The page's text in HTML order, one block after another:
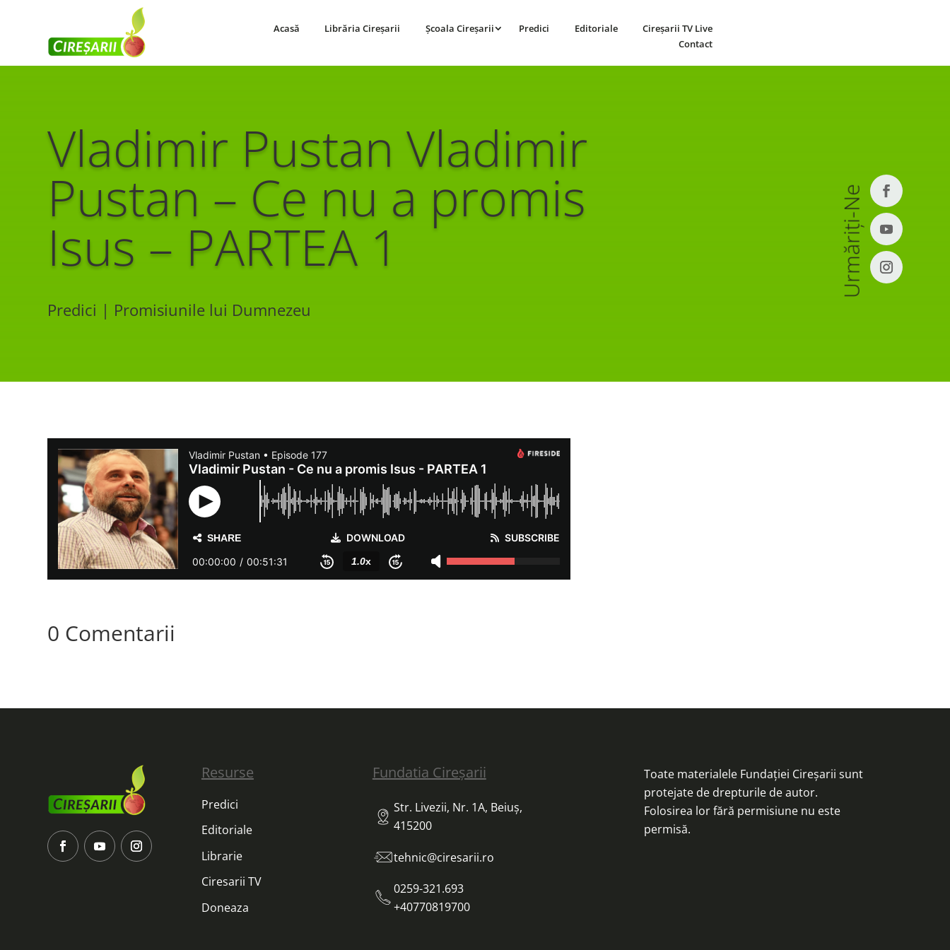
Acasă Librăria Cireșarii Școala Cireșarii Predici Editoriale
Cireșarii TV Live
Contact
Vladimir Pustan Vladimir
Pustan – Ce nu a promis
Isus – PARTEA 1
Predici | Promisiunile lui Dumnezeu
Urmăriți-Ne
0 Comentarii
Resurse
Predici
Editoriale
Librarie
Ciresarii TV
Doneaza
Fundatia Cireșarii
Str. Livezii, Nr. 1A, Beiuș,
415200
tehnic@ciresarii.ro
0259-321.693
+40770819700
Toate materialele Fundației Cireșarii sunt
protejate de drepturile de autor.
Folosirea lor fără permisiune nu este
permisă.